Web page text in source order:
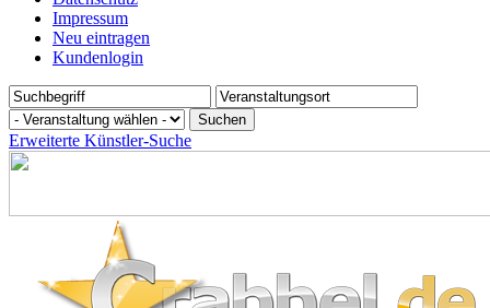
Impressum
Neu eintragen
Kundenlogin
Erweiterte Künstler-Suche